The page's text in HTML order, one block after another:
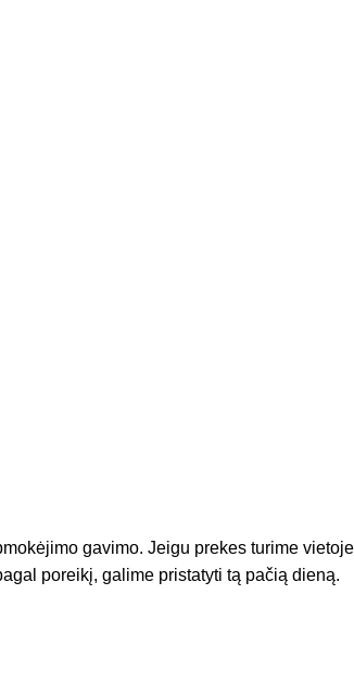
gavimo. Jeigu prekes turime vietoje
poreikį, galime pristatyti tą pačią dieną.